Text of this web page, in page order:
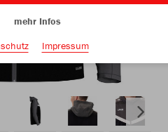
mehr Infos
Impressum